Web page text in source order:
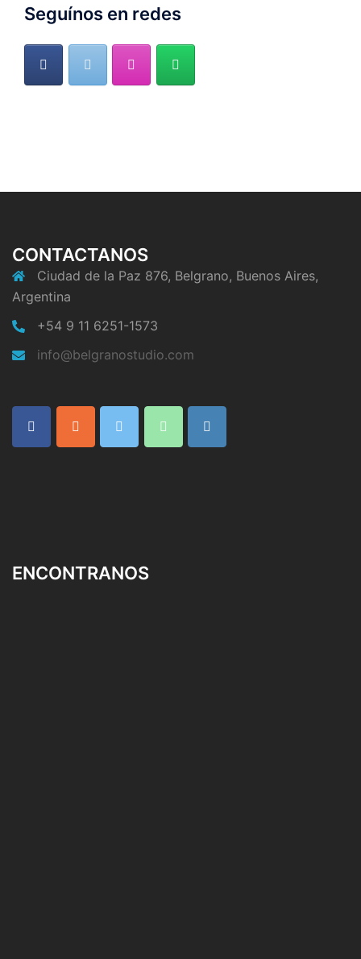
Seguínos en redes
CONTACTANOS
Ciudad de la Paz 876, Belgrano, Buenos Aires,
Argentina
+54 9 11 6251-1573
info@belgranostudio.com
ENCONTRANOS